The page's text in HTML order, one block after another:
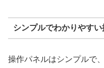
シンプルでわかりやす
操作パネルはシンプルで